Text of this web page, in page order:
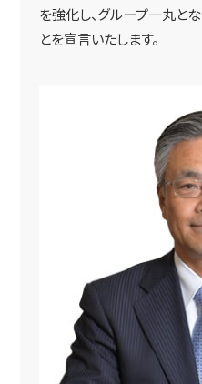
を強化し、グループ一丸と
とを宣言いたします。